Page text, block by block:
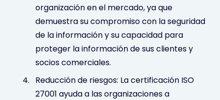
organización en el mercado, ya que
demuestra su compromiso con la seguridad
de la información y su capacidad para
proteger la información de sus clientes y
socios comerciales.
Reducción de riesgos: La certificación ISO
27001 ayuda a las organizaciones a